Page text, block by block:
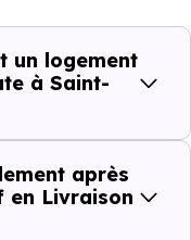
immédiate à
dans une logique
là, vous pouvez le
se passe :
un logement
à Saint-
après
en Livraison